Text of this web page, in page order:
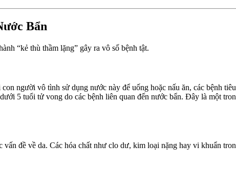
Bẩn
“kẻ thù thầm lặng” gây ra vô số bệnh tật.
người vô tình sử dụng nước này để uống hoặc nấu ăn, các bệnh
5 tuổi tử vong do các bệnh liên quan đến nước bẩn. Đây là một
đề về da. Các hóa chất như clo dư, kim loại nặng hay vi khuẩn